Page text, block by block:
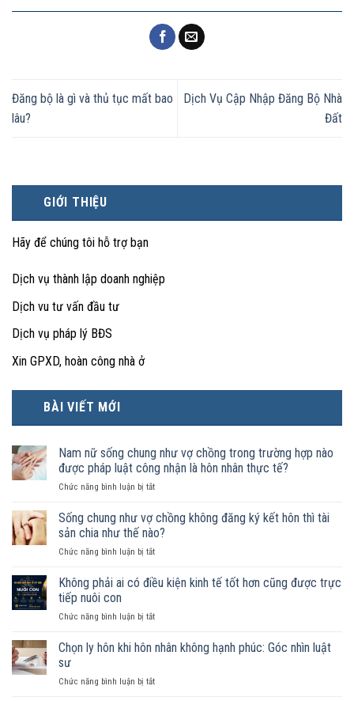
GIỚI THIỆU
Hãy để chúng tôi hỗ trợ bạn
Dịch vụ thành lập doanh nghiệp
Dịch vu tư vấn đầu tư
Dịch vụ pháp lý BĐS
Xin GPXD, hoàn công nhà ở
BÀI VIẾT MỚI
Nam nữ sống chung như vợ chồng trong trường hợp nào
được pháp luật công nhận là hôn nhân thực tế?
Chức năng bình luận bị tắtở
nữ
sống
chung
như
chồng
hợp
được
công
Sống chung như vợ chồng không đăng ký kết hôn thì tài
sản chia như thế nào?
Chức năng bình luận bị tắtở
chung
chồng
đăng
hôn
Không phải ai có điều kiện kinh tế tốt hơn cũng được trực
tiếp nuôi con
Chức năng bình luận bị tắtở
phải
điều
Chọn ly hôn khi hôn nhân không hạnh phúc: Góc nhìn luật
sư
Chức năng bình luận bị tắtở
Đăng bộ là gì và thủ tục mất bao
lâu?
Dịch Vụ Cập Nhập Đăng Bộ Nhà
Đất